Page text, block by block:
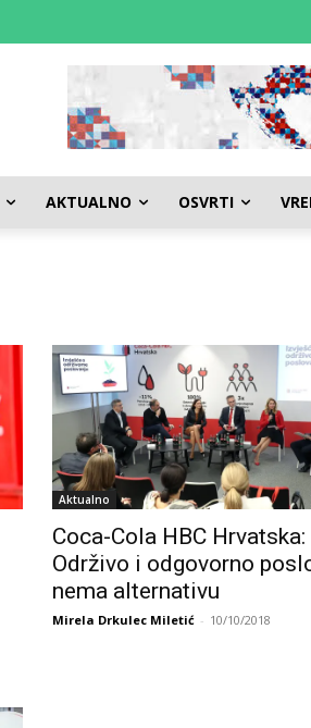
AKTUALNO OSVRTI
Aktualno
Coca-Cola HBC Hrvatska:
Održivo i odgovorno
nema alternativu
Mirela Drkulec Miletić - 10/10/2018